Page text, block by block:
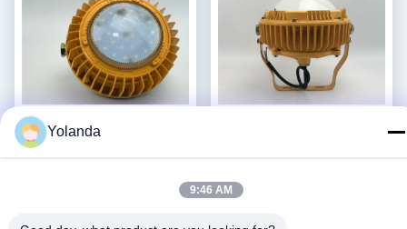
40W - luz de inundação à
Yolanda
9:46 AM